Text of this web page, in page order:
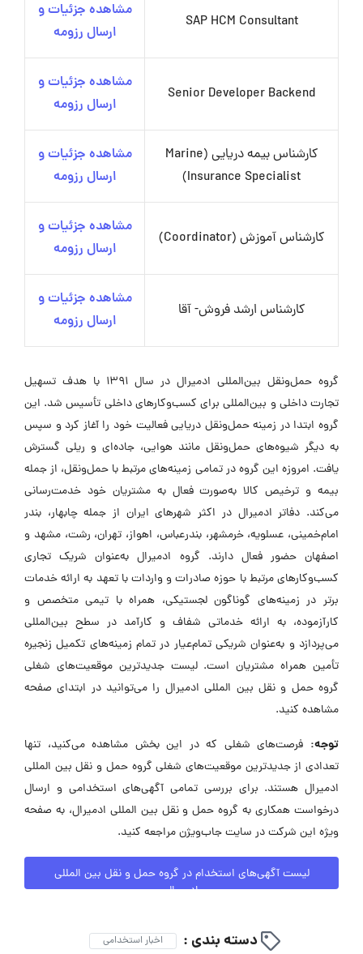
SAP HCM Consultant
مشاهده جزئیات و
ارسال رزومه
Senior Developer Backend
مشاهده جزئیات و
ارسال رزومه
کارشناس بیمه دریایی (Marine
Insurance Specialist)
مشاهده جزئیات و
ارسال رزومه
کارشناس آموزش (Coordinator)
مشاهده جزئیات و
ارسال رزومه
کارشناس ارشد فروش- آقا
مشاهده جزئیات و
ارسال رزومه
گروه حمل‌ونقل بین‌المللی ادمیرال در سال ۱۳۹۱ با هدف تسهیل
تجارت داخلی و بین‌المللی برای کسب‌وکارهای داخلی تأسیس شد. این
گروه ابتدا در زمینه حمل‌ونقل دریایی فعالیت خود را آغاز کرد و سپس
به دیگر شیوه‌های حمل‌ونقل مانند هوایی، جاده‌ای و ریلی گسترش
یافت. امروزه این گروه در تمامی زمینه‌های مرتبط با حمل‌ونقل، از جمله
بیمه و ترخیص کالا به‌صورت فعال به مشتریان خود خدمت‌رسانی
می‌کند. دفاتر ادمیرال در اکثر شهرهای ایران از جمله چابهار، بندر
امام‌خمینی، عسلویه، خرمشهر، بندرعباس، اهواز، تهران، رشت، مشهد و
اصفهان حضور فعال دارند. گروه ادمیرال به‌عنوان شریک تجاری
کسب‌وکارهای مرتبط با حوزه صادرات و واردات با تعهد به ارائه خدمات
برتر در زمینه‌های گوناگون لجستیکی، همراه با تیمی متخصص و
کارآزموده، به ارائه خدماتی شفاف و کارآمد در سطح بین‌المللی
می‌پردازد و به‌عنوان شریکی تمام‌عیار در تمام زمینه‌های تکمیل زنجیره
تأمین همراه مشتریان است. لیست جدیدترین موقعیت‌های شغلی
گروه حمل و نقل بین المللی ادمیرال را می‌توانید در ابتدای صفحه
مشاهده کنید.
توجه: فرصت‌های شغلی که در این بخش مشاهده می‌کنید، تنها
تعدادی از جدیدترین موقعیت‌های شغلی گروه حمل و نقل بین المللی
ادمیرال هستند. برای بررسی تمامی آگهی‌های استخدامی و ارسال
درخواست همکاری به گروه حمل و نقل بین المللی ادمیرال، به صفحه
ویژه این شرکت در سایت جاب‌ویژن مراجعه کنید.
لیست آگهی‌های استخدام در گروه حمل و نقل بین المللی
ادمیرال
دسته بندی : اخبار استخدامی